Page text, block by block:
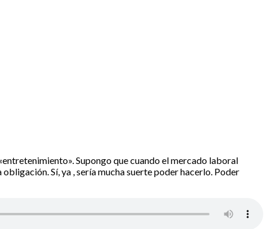
Supongo que cuando el mercado laboral
Sí, ya , sería mucha suerte poder hacerlo. Poder